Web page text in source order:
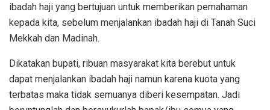
ibadah haji yang bertujuan untuk memberikan pemahaman
kepada kita, sebelum menjalankan ibadah haji di Tanah Suci
Mekkah dan Madinah.
Dikatakan bupati, ribuan masyarakat kita berebut untuk
dapat menjalankan ibadah haji namun karena kuota yang
terbatas maka tidak semuanya diberi kesempatan. Jadi